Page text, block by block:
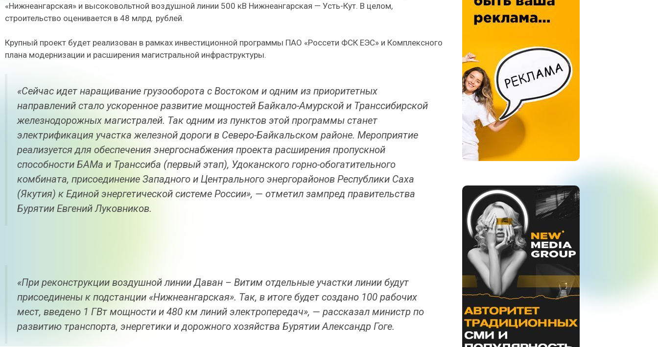
«Нижнеангарская» и высоковольтной воздушной линии 500 кВ Нижнеангарская — Усть-Кут. В целом,
строительство оценивается в 48 млрд. рублей.
Крупный проект будет реализован в рамках инвестиционной программы ПАО «Россети ФСК ЕЭС» и Комплексного
плана модернизации и расширения магистральной инфраструктуры.
«Сейчас идет наращивание грузооборота с Востоком и одним из приоритетных
направлений стало ускоренное развитие мощностей Байкало-Амурской и Транссибирской
железнодорожных магистралей. Так одним из пунктов этой программы станет
электрификация участка железной дороги в Северо-Байкальском районе. Мероприятие
реализуется для обеспечения энергоснабжения проекта расширения пропускной
способности БАМа и Транссиба (первый этап), Удоканского горно-обогатительного
комбината, присоединение Западного и Центрального энергорайонов Республики Саха
(Якутия) к Единой энергетической системе России», — отметил зампред правительства
Бурятии Евгений Луковников.
«При реконструкции воздушной линии Даван – Витим отдельные участки линии будут
присоединены к подстанции «Нижнеангарская». Так, в итоге будет создано 100 рабочих
мест, введено 1 ГВт мощности и 480 км линий электропередач», — рассказал министр по
развитию транспорта, энергетики и дорожного хозяйства Бурятии Александр Гоге.